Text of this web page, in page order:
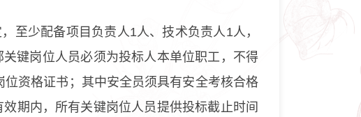
至少配备项目负责人1人、技术负责人1人，
键岗位人员必须为投标人本单位职工，不得
资格证书；其中安全员须具有安全考核合格
期内，所有关键岗位人员提供投标截止时间